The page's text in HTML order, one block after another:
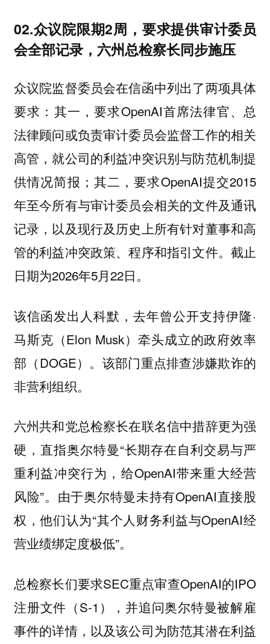
02.众议院限期2周，要求提供审计委员
会全部记录，六州总检察长同步施压
众议院监督委员会在信函中列出了两项具体
要求：其一，要求OpenAI首席法律官、总
法律顾问或负责审计委员会监督工作的相关
高管，就公司的利益冲突识别与防范机制提
供情况简报；其二，要求OpenAI提交2015
年至今所有与审计委员会相关的文件及通讯
记录，以及现行及历史上所有针对董事和高
管的利益冲突政策、程序和指引文件。截止
日期为2026年5月22日。
该信函发出人科默，去年曾公开支持伊隆·
马斯克（Elon Musk）牵头成立的政府效率
部（DOGE）。该部门重点排查涉嫌欺诈的
非营利组织。
六州共和党总检察长在联名信中措辞更为强
硬，直指奥尔特曼“长期存在自利交易与严
重利益冲突行为，给OpenAI带来重大经营
风险”。由于奥尔特曼未持有OpenAI直接股
权，他们认为“其个人财务利益与OpenAI经
营业绩绑定度极低”。
总检察长们要求SEC重点审查OpenAI的IPO
注册文件（S-1），并追问奥尔特曼被解雇
事件的详情，以及该公司为防范其潜在利益